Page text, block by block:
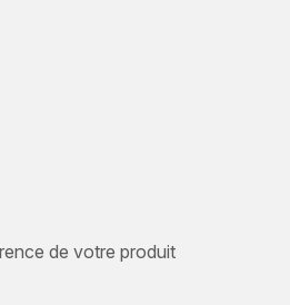
de votre produit